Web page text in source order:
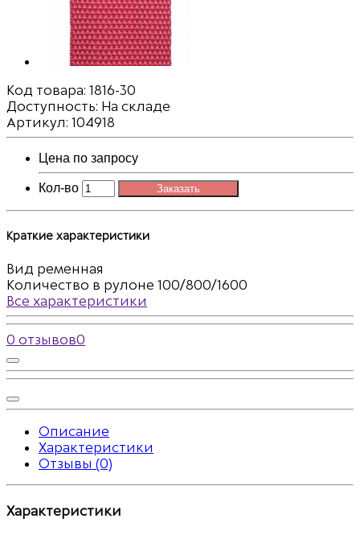
Код товара: 1816-30
Доступность: На складе
Артикул: 104918
Цена по запросу
Кол-во Заказать
Краткие характеристики
Вид ременная
Количество в рулоне 100/800/1600
Все характеристики
0 отзывов0
Описание
Характеристики
Отзывы (0)
Характеристики